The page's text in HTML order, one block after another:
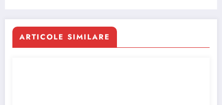
ARTICOLE SIMILARE